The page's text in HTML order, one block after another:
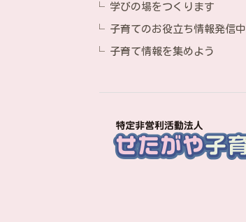
学びの場をつくります
子育てのお役立ち情報発信中
子育て情報を集めよう